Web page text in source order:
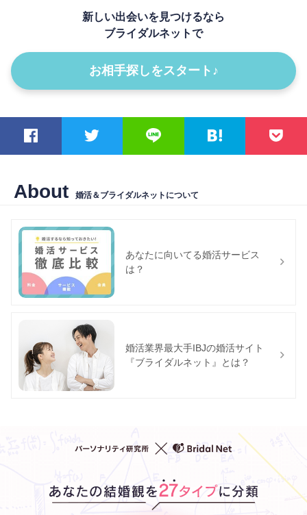
新しい出会いを見つけるなら
ブライダルネットで
お相手探しをスタート♪
About 婚活＆ブライダルネットについて
あなたに向いてる婚活サービス
は？
婚活業界最大手IBJの婚活サイト
『ブライダルネット』とは？